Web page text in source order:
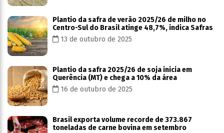
Plantio da safra de verão 2025/26 de milho no
Centro-Sul do Brasil atinge 48,7%, indica Safras
13 de outubro de 2025
Plantio da safra 2025/26 de soja inicia em
Querência (MT) e chega a 10% da área
16 de outubro de 2025
Brasil exporta volume recorde de 373.867
toneladas de carne bovina em setembro